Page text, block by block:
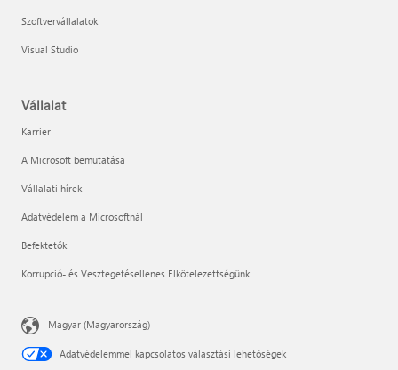
Szoftvervállalatok
Visual Studio
Vállalat
Karrier
A Microsoft bemutatása
Vállalati hírek
Adatvédelem a Microsoftnál
Befektetők
Korrupció- és Vesztegetésellenes Elkötelezettségünk
Magyar (Magyarország)
Adatvédelemmel kapcsolatos választási lehetőségek